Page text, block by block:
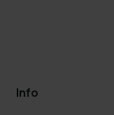
Info